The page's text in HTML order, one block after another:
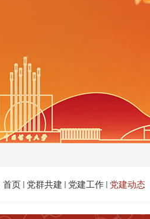
首页 党群共建 党建工作 党建动态